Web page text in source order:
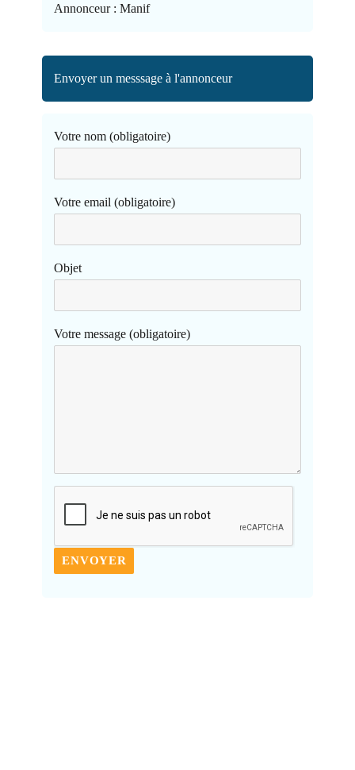
Annonceur : Manif
Envoyer un messsage à l'annonceur
Votre nom (obligatoire)
Votre email (obligatoire)
Objet
Votre message (obligatoire)